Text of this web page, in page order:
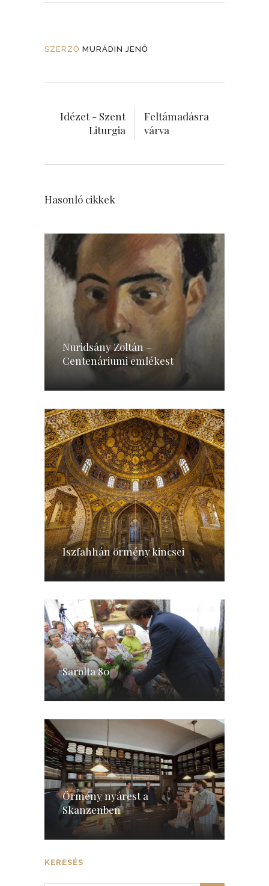
SZERZŐ MURÁDIN JENŐ
Idézet - Szent
Liturgia
Feltámadásra
várva
Hasonló cikkek
Nuridsány Zoltán –
Centenáriumi emlékest
Iszfahhán örmény kincsei
Sarolta 80
Örmény nyárest a
Skanzenben
KERESÉS